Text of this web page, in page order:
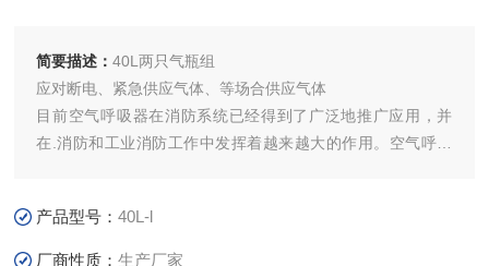
简要描述：40L两只气瓶组
应对断电、紧急供应气体、等场合供应气体
目前空气呼吸器在消防系统已经得到了广泛地推广应用，并
在.消防和工业消防工作中发挥着越来越大的作用。空气呼吸
为了帮助消防和工业消防部门做好这方面的工作，更好地发挥
空气呼吸器在消防救灾中的作用，使用者的安全
产品型号：40L-l
厂商性质：生产厂家